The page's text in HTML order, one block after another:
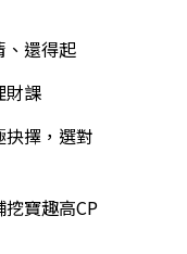
、還得起
財課
擇，選對
寶趣高CP